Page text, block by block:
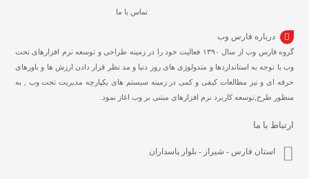
تماس با ما
درباره فارس وب
گروه فارس وب از سال ۱۳۹۰ فعالیت خود را در زمینه طراحی و توسعه نرم افزارهای تحت
وب با توجه به استانداردها و متدولوژی های روز دنیا و مد نظر قرار دادن ارزش ها و باورهای
حرفه ای و نیز مطالعات کیفی و کمی در زمینه سیستم های یکپارچه مدیریت تحت وب , به
منظور طرح,توسعه کاربرد نرم افزارهای مبتنی بر وب اغاز نمود.
ارتباط با ما
استان فارس - شیراز - بلوار پاسداران